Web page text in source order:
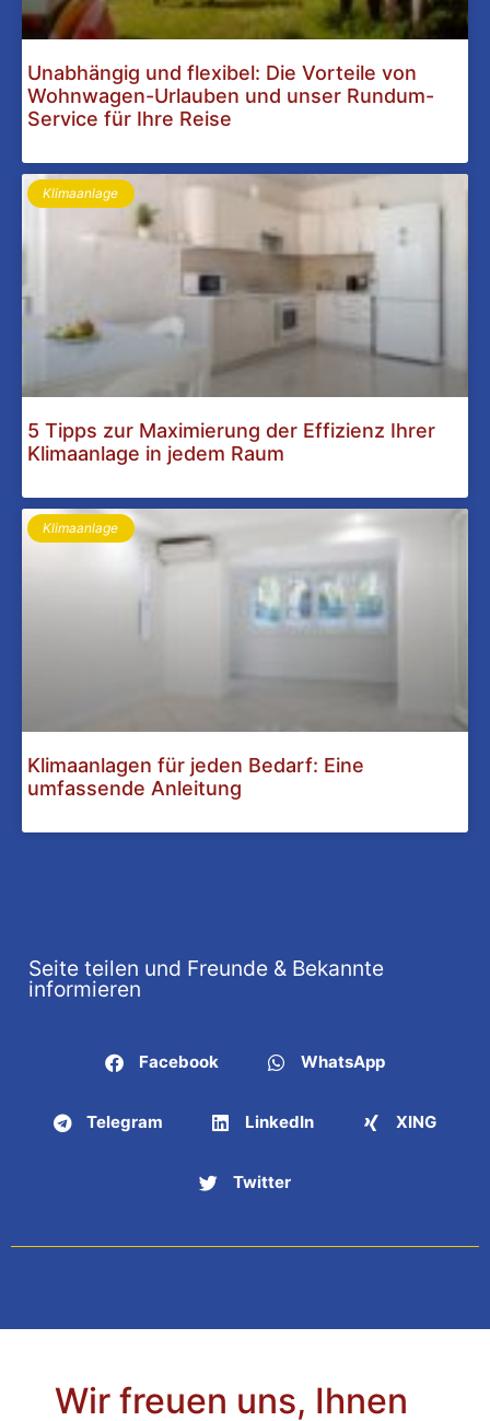
Unabhängig und flexibel: Die Vorteile von
Wohnwagen-Urlauben und unser Rundum-
Service für Ihre Reise
Klimaanlage
5 Tipps zur Maximierung der Effizienz Ihrer
Klimaanlage in jedem Raum
Klimaanlage
Klimaanlagen für jeden Bedarf: Eine
umfassende Anleitung
Seite teilen und Freunde & Bekannte
informieren
Facebook WhatsApp
Telegram LinkedIn XING
Twitter
Wir freuen uns, Ihnen